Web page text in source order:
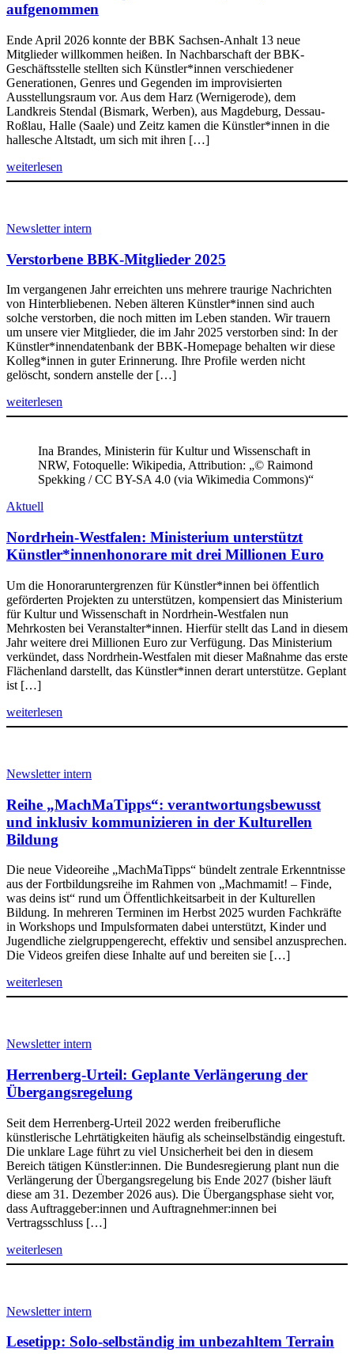
aufgenommen
Ende April 2026 konnte der BBK Sachsen-Anhalt 13 neue
Mitglieder willkommen heißen. In Nachbarschaft der BBK-
Geschäftsstelle stellten sich Künstler*innen verschiedener
Generationen, Genres und Gegenden im improvisierten
Ausstellungsraum vor. Aus dem Harz (Wernigerode), dem
Landkreis Stendal (Bismark, Werben), aus Magdeburg, Dessau-
Roßlau, Halle (Saale) und Zeitz kamen die Künstler*innen in die
hallesche Altstadt, um sich mit ihren […]
weiterlesen
Newsletter intern
Verstorbene BBK-Mitglieder 2025
Im vergangenen Jahr erreichten uns mehrere traurige Nachrichten
von Hinterbliebenen. Neben älteren Künstler*innen sind auch
solche verstorben, die noch mitten im Leben standen. Wir trauern
um unsere vier Mitglieder, die im Jahr 2025 verstorben sind: In der
Künstler*innendatenbank der BBK-Homepage behalten wir diese
Kolleg*innen in guter Erinnerung. Ihre Profile werden nicht
gelöscht, sondern anstelle der […]
weiterlesen
Ina Brandes, Ministerin für Kultur und Wissenschaft in
NRW, Fotoquelle: Wikipedia, Attribution: „© Raimond
Spekking / CC BY-SA 4.0 (via Wikimedia Commons)“
Aktuell
Nordrhein-Westfalen: Ministerium unterstützt
Künstler*innenhonorare mit drei Millionen Euro
Um die Honoraruntergrenzen für Künstler*innen bei öffentlich
geförderten Projekten zu unterstützen, kompensiert das Ministerium
für Kultur und Wissenschaft in Nordrhein-Westfalen nun
Mehrkosten bei Veranstalter*innen. Hierfür stellt das Land in diesem
Jahr weitere drei Millionen Euro zur Verfügung. Das Ministerium
verkündet, dass Nordrhein-Westfalen mit dieser Maßnahme das erste
Flächenland darstellt, das Künstler*innen derart unterstütze. Geplant
ist […]
weiterlesen
Newsletter intern
Reihe „MachMaTipps“: verantwortungsbewusst
und inklusiv kommunizieren in der Kulturellen
Bildung
Die neue Videoreihe „MachMaTipps“ bündelt zentrale Erkenntnisse
aus der Fortbildungsreihe im Rahmen von „Machmamit! – Finde,
was deins ist“ rund um Öffentlichkeitsarbeit in der Kulturellen
Bildung. In mehreren Terminen im Herbst 2025 wurden Fachkräfte
in Workshops und Impulsformaten dabei unterstützt, Kinder und
Jugendliche zielgruppengerecht, effektiv und sensibel anzusprechen.
Die Videos greifen diese Inhalte auf und bereiten sie […]
weiterlesen
Newsletter intern
Herrenberg-Urteil: Geplante Verlängerung der
Übergangsregelung
Seit dem Herrenberg-Urteil 2022 werden freiberufliche
künstlerische Lehrtätigkeiten häufig als scheinselbständig eingestuft.
Die unklare Lage führt zu viel Unsicherheit bei den in diesem
Bereich tätigen Künstler:innen. Die Bundesregierung plant nun die
Verlängerung der Übergangsregelung bis Ende 2027 (bisher läuft
diese am 31. Dezember 2026 aus). Die Übergangsphase sieht vor,
dass Auftraggeber:innen und Auftragnehmer:innen bei
Vertragsschluss […]
weiterlesen
Newsletter intern
Lesetipp: Solo-selbständig im unbezahltem Terrain